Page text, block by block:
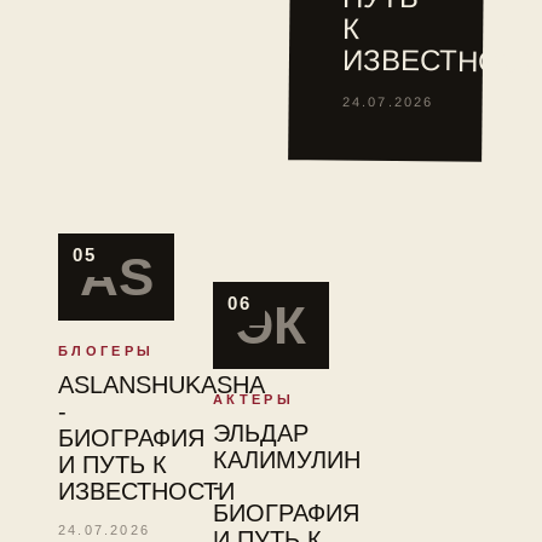
К
24.07.2026
05
AS
БЛОГЕРЫ
ASLANSHUKASHA
-
БИОГРАФИЯ
И ПУТЬ К
ИЗВЕСТНОСТИ
24.07.2026
06ЭК
АКТЕРЫ
ЭЛЬДАР
КАЛИМУЛИН
-
БИОГРАФИЯ